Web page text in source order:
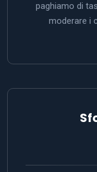
paghiamo di
moderare i